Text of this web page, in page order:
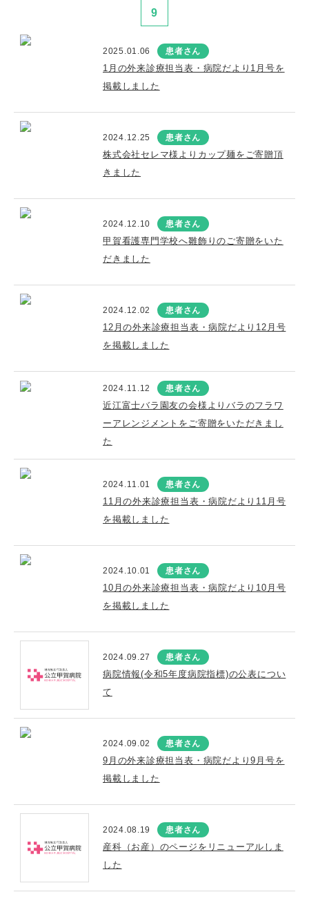
9
2025.01.06 患者さん
1月の外来診療担当表・病院だより1月号を
掲載しました
2024.12.25 患者さん
株式会社セレマ様よりカップ麺をご寄贈頂
きました
2024.12.10 患者さん
甲賀看護専門学校へ雛飾りのご寄贈をいた
だきました
2024.12.02 患者さん
12月の外来診療担当表・病院だより12月号
を掲載しました
2024.11.12 患者さん
近江富士バラ園友の会様よりバラのフラワ
ーアレンジメントをご寄贈をいただきまし
た
2024.11.01 患者さん
11月の外来診療担当表・病院だより11月号
を掲載しました
2024.10.01 患者さん
10月の外来診療担当表・病院だより10月号
を掲載しました
2024.09.27 患者さん
病院情報(令和5年度病院指標)の公表につい
て
2024.09.02 患者さん
9月の外来診療担当表・病院だより9月号を
掲載しました
2024.08.19 患者さん
産科（お産）のページをリニューアルしま
した